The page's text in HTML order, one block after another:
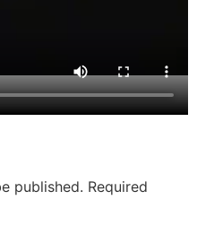
published. Required